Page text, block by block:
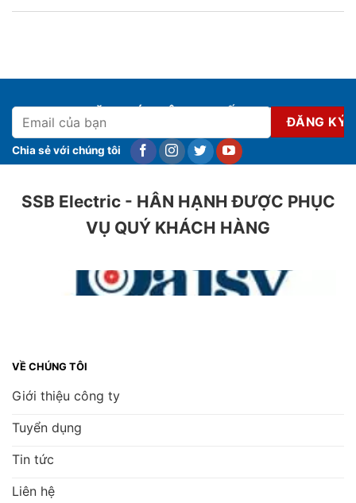
ĐĂNG KÝ NHẬN KHUYẾN MẠI
Chia sẻ với chúng tôi
SSB Electric - HÂN HẠNH ĐƯỢC PHỤC
VỤ QUÝ KHÁCH HÀNG
VỀ CHÚNG TÔI
Giới thiệu công ty
Tuyển dụng
Tin tức
Liên hệ